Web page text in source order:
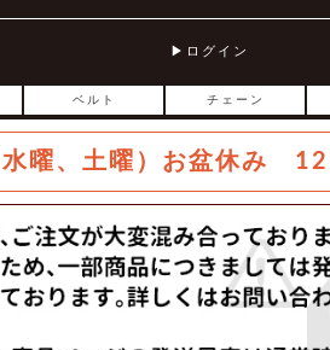
ログイン
ベルト チェーン
曜、土曜）お盆休み 12